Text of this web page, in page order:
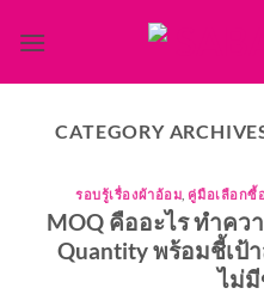
CATEGORY
รอบรู้เรื่องผ้าอ้อม คู่มือเลือกซื้
MOQ คืออะไร ทำคว
Quantity พร้อมชี้เป้
ไม่